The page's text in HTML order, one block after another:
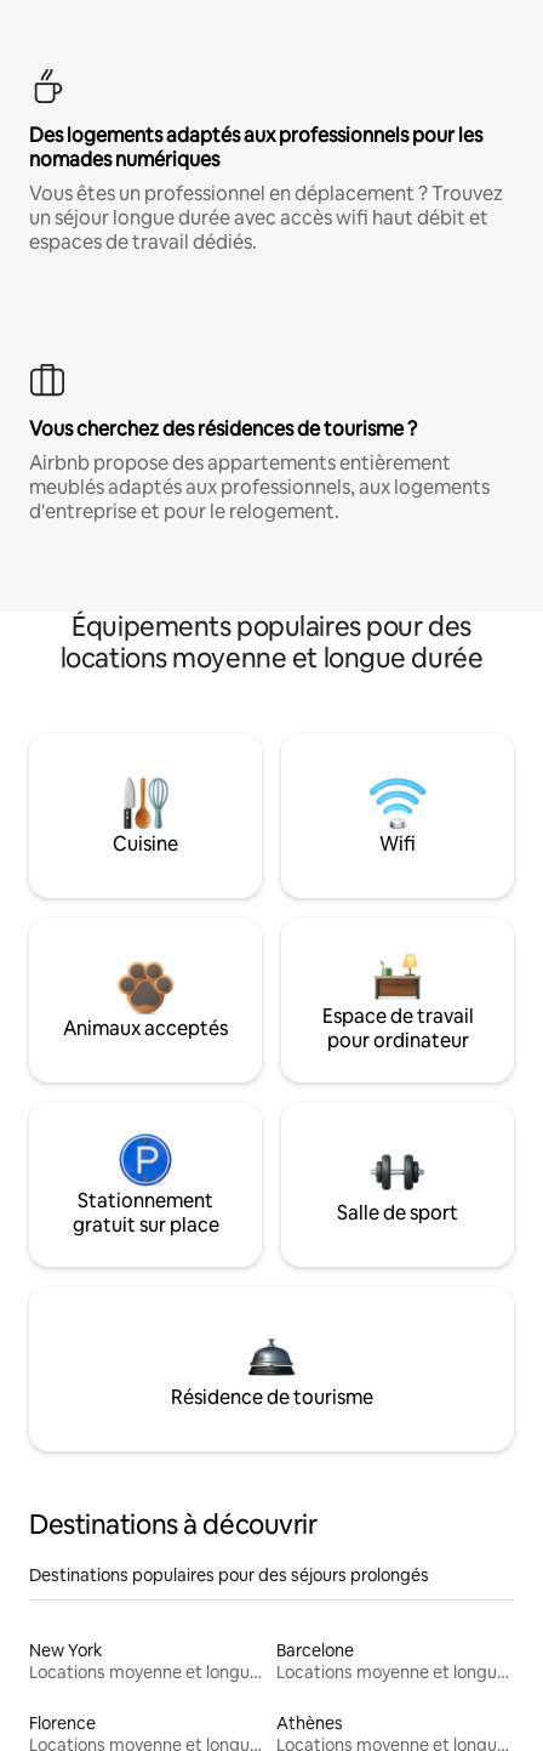
Des logements adaptés aux professionnels pour les
nomades numériques
Vous êtes un professionnel en déplacement ? Trouvez
un séjour longue durée avec accès wifi haut débit et
espaces de travail dédiés.
Vous cherchez des résidences de tourisme ?
Airbnb propose des appartements entièrement
meublés adaptés aux professionnels, aux logements
d'entreprise et pour le relogement.
Équipements populaires pour des
locations moyenne et longue durée
Cuisine Wifi
Animaux acceptés
Espace de travail
pour ordinateur
Stationnement
gratuit sur place
Salle de sport
Résidence de tourisme
Destinations à découvrir
Destinations populaires pour des séjours prolongés
New York
Locations moyenne et longue durée
Barcelone
Locations moyenne et longue durée
Florence
Locations moyenne et longue durée
Athènes
Locations moyenne et longue durée